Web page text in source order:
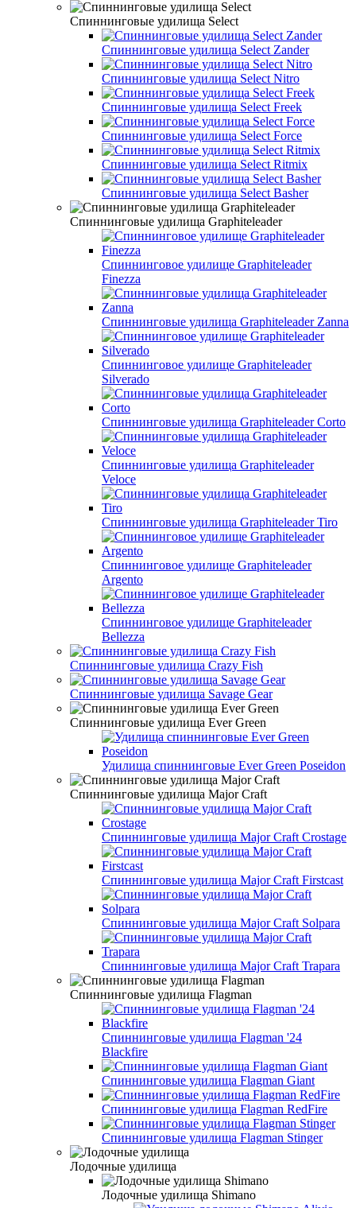
Спиннинговые удилища Select
Спиннинговые удилища Select Zander
Спиннинговые удилища Select Nitro
Спиннинговые удилища Select Freek
Спиннинговые удилища Select Force
Спиннинговые удилища Select Ritmix
Спиннинговые удилища Select Basher
Спиннинговые удилища Graphiteleader
Спиннинговое удилище Graphiteleader
Finezza
Спиннинговые удилища Graphiteleader Zanna
Спиннинговое удилище Graphiteleader
Silverado
Спиннинговые удилища Graphiteleader Corto
Спиннинговые удилища Graphiteleader
Veloce
Спиннинговые удилища Graphiteleader Tiro
Спиннинговое удилище Graphiteleader
Argento
Спиннинговое удилище Graphiteleader
Bellezza
Спиннинговые удилища Crazy Fish
Спиннинговые удилища Savage Gear
Спиннинговые удилища Ever Green
Удилища спиннинговые Ever Green Poseidon
Спиннинговые удилища Major Craft
Спиннинговые удилища Major Craft Crostage
Спиннинговые удилища Major Craft Firstcast
Спиннинговые удилища Major Craft Solpara
Спиннинговые удилища Major Craft Trapara
Спиннинговые удилища Flagman
Спиннинговые удилища Flagman '24
Blackfire
Спиннинговые удилища Flagman Giant
Спиннинговые удилища Flagman RedFire
Спиннинговые удилища Flagman Stinger
Лодочные удилища
Лодочные удилища Shimano